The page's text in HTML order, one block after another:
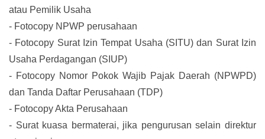
atau Pemilik Usaha
- Fotocopy NPWP perusahaan
- Fotocopy Surat Izin Tempat Usaha (SITU) dan Surat Izin
Usaha Perdagangan (SIUP)
- Fotocopy Nomor Pokok Wajib Pajak Daerah (NPWPD)
dan Tanda Daftar Perusahaan (TDP)
- Fotocopy Akta Perusahaan
- Surat kuasa bermaterai, jika pengurusan selain direktur